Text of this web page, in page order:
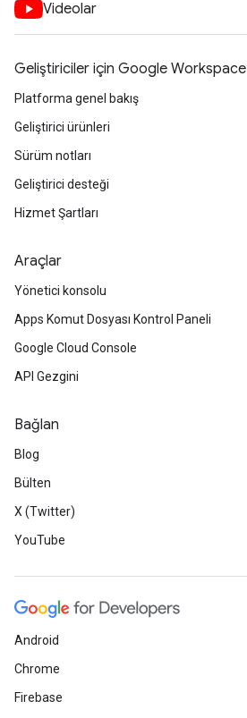
Videolar
Geliştiriciler için Google Workspace
Platforma genel bakış
Geliştirici ürünleri
Sürüm notları
Geliştirici desteği
Hizmet Şartları
Araçlar
Yönetici konsolu
Apps Komut Dosyası Kontrol Paneli
Google Cloud Console
API Gezgini
Bağlan
Blog
Bülten
X (Twitter)
YouTube
Android
Chrome
Firebase